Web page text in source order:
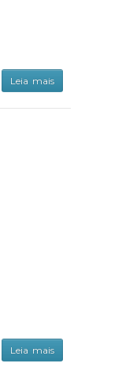
Leia mais
Leia mais